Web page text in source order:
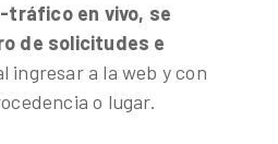
tráfico en vivo, se
de solicitudes e
ingresar a la web y con
o lugar.